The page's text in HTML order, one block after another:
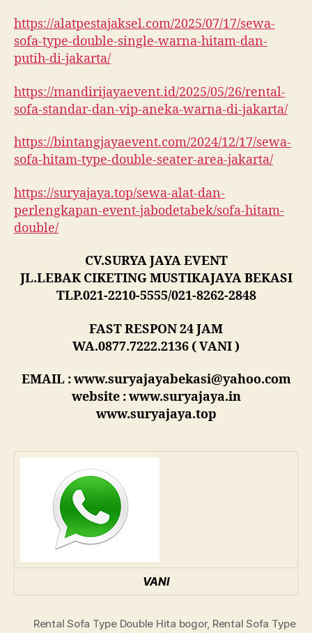
https://alatpestajaksel.com/2025/07/17/sewa-
sofa-type-double-single-warna-hitam-dan-
putih-di-jakarta/
https://mandirijayaevent.id/2025/05/26/rental-
sofa-standar-dan-vip-aneka-warna-di-jakarta/
https://bintangjayaevent.com/2024/12/17/sewa-
sofa-hitam-type-double-seater-area-jakarta/
https://suryajaya.top/sewa-alat-dan-
perlengkapan-event-jabodetabek/sofa-hitam-
double/
CV.SURYA JAYA EVENT
JL.LEBAK CIKETING MUSTIKAJAYA BEKASI
TLP.021-2210-5555/021-8262-2848
FAST RESPON 24 JAM
WA.0877.7222.2136 ( VANI )
EMAIL : www.suryajayabekasi@yahoo.com
website : www.suryajaya.in
www.suryajaya.top
VANI
Rental Sofa Type Double Hita bogor, Rental Sofa Type